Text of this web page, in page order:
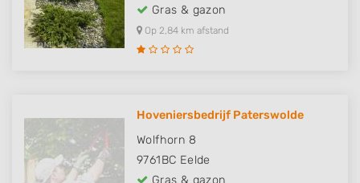
Gras & gazon
Op 2,84 km afstand
Hoveniersbedrijf Paterswolde
Wolfhorn 8
9761BC Eelde
Gras & gazon